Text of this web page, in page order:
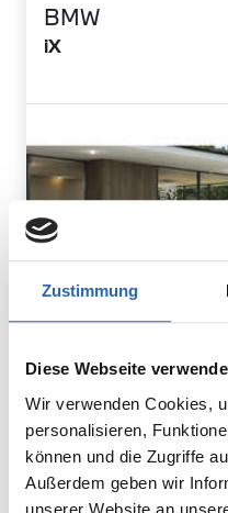
Zustimmung
Diese Webseite
Wir verwenden Cookies,
personalisieren,
können und die Zugriffe
Außerdem geben wir
unserer Website an
BMW
iX
Elektro
Kraftstoff